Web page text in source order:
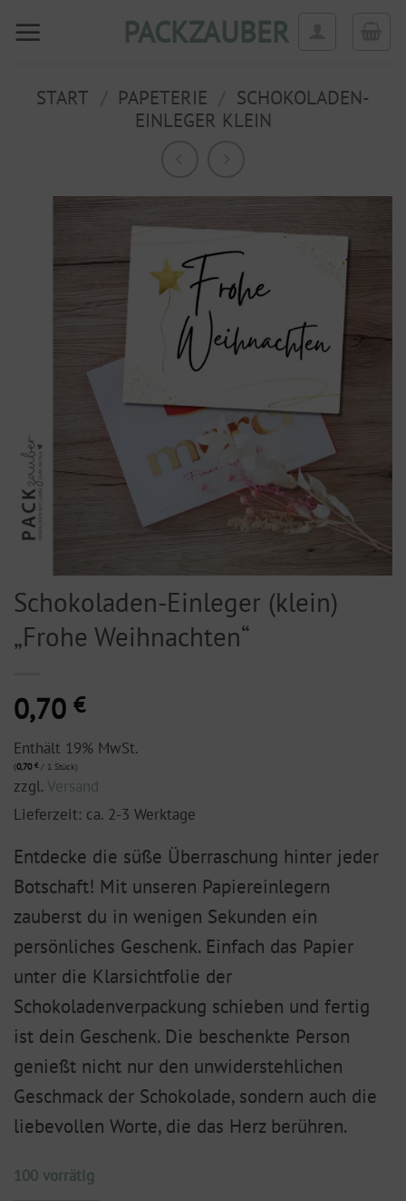
Inhalt
PACKZAUBER
START PAPETERIE
SCHOKOLADEN-
EINLEGER KLEIN
Schokoladen-Einleger (klein)
„Frohe Weihnachten“
0,70 €
Enthält 19% MwSt.
(0,70 €/ 1 Stück)
zzgl.Versand
Lieferzeit: ca. 2-3 Werktage
Entdecke die süße Überraschung hinter jeder
Botschaft! Mit unseren Papiereinlegern
zauberst du in wenigen Sekunden ein
persönliches Geschenk. Einfach das Papier
unter die Klarsichtfolie der
Schokoladenverpackung schieben und fertig
ist dein Geschenk. Die beschenkte Person
genießt nicht nur den unwiderstehlichen
Geschmack der Schokolade, sondern auch die
liebevollen Worte, die das Herz berühren.
100 vorrätig